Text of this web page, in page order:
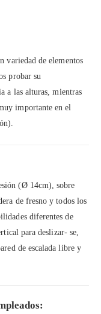
variedad de elementos
probar su
a las alturas, mientras
importante en el
(Ø 14cm), sobre
de fresno y todos los
diferentes de
para deslizar- se,
de escalada libre y